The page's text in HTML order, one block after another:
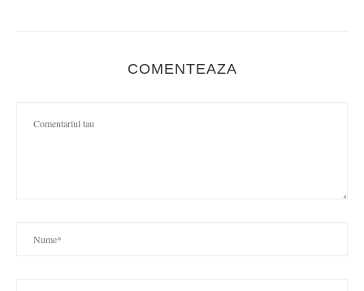
COMENTEAZA